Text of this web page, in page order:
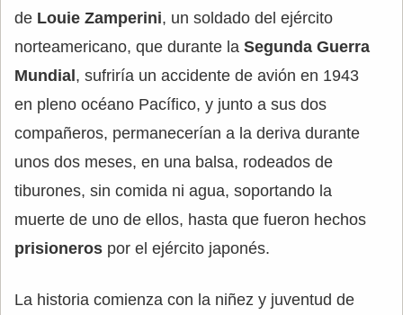
de Louie Zamperini, un soldado del ejército
norteamericano, que durante la Segunda Guerra
Mundial , sufriría un accidente de avión en 1943
en pleno océano Pacífico, y junto a sus dos
compañeros, permanecerían a la deriva durante
unos dos meses, en una balsa, rodeados de
tiburones, sin comida ni agua, soportando la
muerte de uno de ellos, hasta que fueron hechos
prisioneros por el ejército japonés.
La historia comienza con la niñez y juventud de